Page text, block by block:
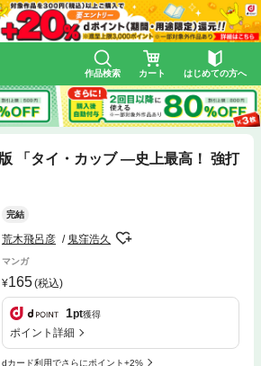
作品検索 カート はじめての方へ
「タイ・カッブ ―史上最高！ 強打
完結
荒木飛呂彦 鬼窪浩久
マンガ
165(税込)
1pt獲得
ポイント詳細
dカード利用でさらにポイント+2%